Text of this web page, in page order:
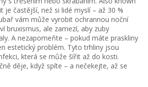
je častější, než si lidé myslí – až 30 %
vám může vyrobit ochrannou noční
bruxismus, ale zamezí, aby zuby
A nezapomeňte – pokud máte praskliny
estetický problém. Tyto trhliny jsou
která se může šířit až do kosti.
děje, když spíte – a nečekejte, až se